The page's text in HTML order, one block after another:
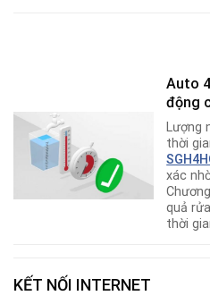
Auto
động
Lượng
thời
xác
quả
thời
KẾT NỐI INTERNET